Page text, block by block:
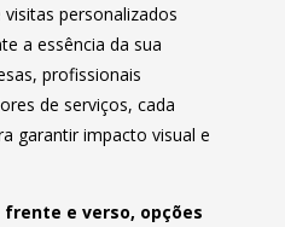
personalizados
a essência da sua
profissionais
de serviços, cada
garantir impacto visual e
e verso, opções